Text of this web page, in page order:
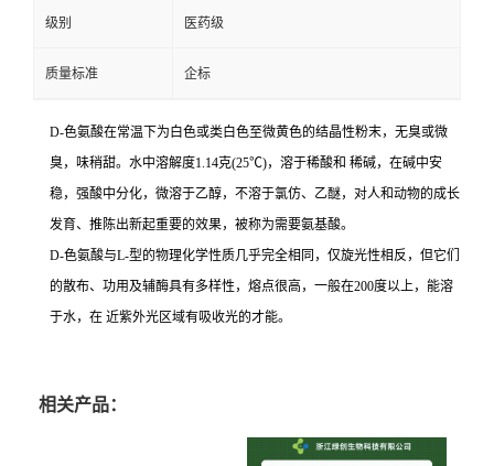
级别 医药级
质量标准 企标
D-色氨酸在常温下为白色或类白色至微黄色的结晶性粉末，无臭或微
臭，味稍甜。水中溶解度1.14克(25℃)，溶于稀酸和 稀碱，在碱中安
稳，强酸中分化，微溶于乙醇，不溶于氯仿、乙醚，对人和动物的成长
发育、推陈出新起重要的效果，被称为需要氨基酸。
D-色氨酸与L-型的物理化学性质几乎完全相同，仅旋光性相反，但它们
的散布、功用及辅酶具有多样性，熔点很高，一般在200度以上，能溶
于水，在 近紫外光区域有吸收光的才能。
相关产品：